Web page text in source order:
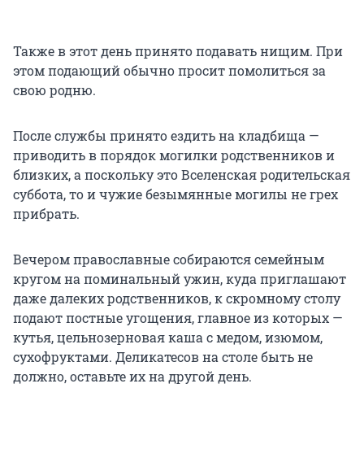
Также в этот день принято подавать нищим. При
этом подающий обычно просит помолиться за
свою родню.
После службы принято ездить на кладбища —
приводить в порядок могилки родственников и
близких, а поскольку это Вселенская родительская
суббота, то и чужие безымянные могилы не грех
прибрать.
Вечером православные собираются семейным
кругом на поминальный ужин, куда приглашают
даже далеких родственников, к скромному столу
подают постные угощения, главное из которых —
кутья, цельнозерновая каша с медом, изюмом,
сухофруктами. Деликатесов на столе быть не
должно, оставьте их на другой день.